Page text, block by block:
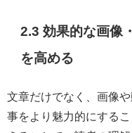
2.3 効果的な画像
を高める
文章だけでなく、画像
事をより魅力的にする